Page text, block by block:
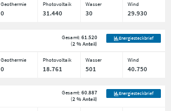
Geothermie Photovoltaik Wasser Wind
0 31.440 30 29.930
Gesamt:61.520
(2 % Anteil)
Energiesteckbrief
Geothermie Photovoltaik Wasser Wind
0 18.761 501 40.750
Gesamt:60.887
(2 % Anteil)
Energiesteckbrief